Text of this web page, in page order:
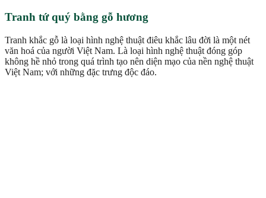
Tranh tứ quý bằng gỗ hương
Tranh khắc gỗ là loại hình nghệ thuật điêu khắc lâu đời là một nét
văn hoá của người Việt Nam. Là loại hình nghệ thuật đóng góp
không hề nhỏ trong quá trình tạo nên diện mạo của nền nghệ thuật
Việt Nam; với những đặc trưng độc đáo.